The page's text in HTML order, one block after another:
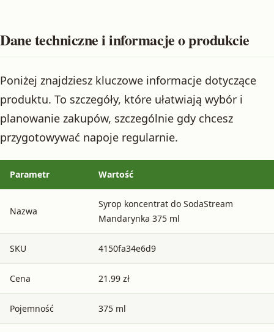
Dane techniczne i informacje o produkcie
Poniżej znajdziesz kluczowe informacje dotyczące
produktu. To szczegóły, które ułatwiają wybór i
planowanie zakupów, szczególnie gdy chcesz
przygotowywać napoje regularnie.
Parametr Wartość
Nazwa
Syrop koncentrat do SodaStream
Mandarynka 375 ml
SKU 4150fa34e6d9
Cena 21.99 zł
Pojemność 375 ml